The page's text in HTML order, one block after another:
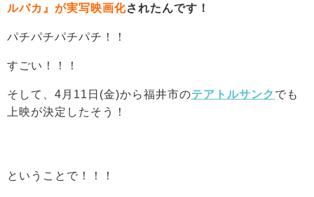
ルバカ』が実写映画化されたんです！
パチパチパチパチ！！
すごい！！！
そして、4月11日(金)から福井市のテアトルサンク でも
上映が決定したそう！
ということで！！！